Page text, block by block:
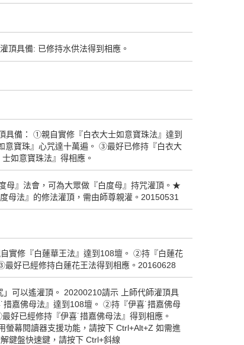
灌頂具備: 已修持水供法得到相應。
具備： ①親自實修『白衣大士如意寶珠法』達到
意寶珠』心咒達十萬遍。 ③最好已修持『白衣大
士如意寶珠法』得相應。
母』法會，可為大眾做『白度母』持咒灌頂。★
母法』的修法灌頂，需由師尊親灌。20150531
實修『白蓮華王法』達到108壇。 ②持『白蓮花
好已經修持白蓮花王法得到相應。20160628
」可以遙灌頂。 20200210請示 上師代師灌頂具
嘉佛母法』達到108壇。 ②持『伊喜˙措嘉佛母
好已經修持『伊喜˙措嘉佛母法』得到相應。
螢幕閱讀器支援功能，請按下 Ctrl+Alt+Z 如需進
鍵盤快速鍵，請按下 Ctrl+斜線